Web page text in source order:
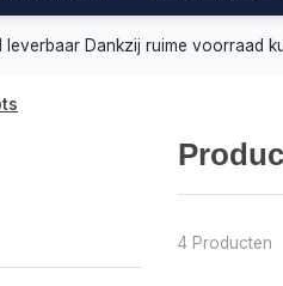
leverbaar Dankzij ruime voorraad
4 Producten